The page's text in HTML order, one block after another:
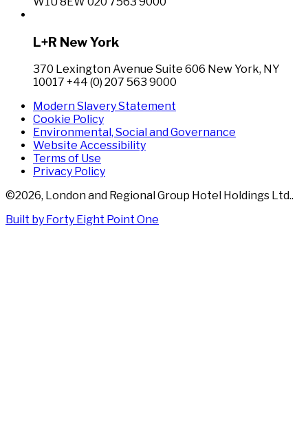
L+R New York
370 Lexington Avenue Suite 606 New York, NY
10017 +44 (0) 207 563 9000
Modern Slavery Statement
Cookie Policy
Environmental, Social and Governance
Website Accessibility
Terms of Use
Privacy Policy
©2026, London and Regional Group Hotel Holdings Ltd..
Built by Forty Eight Point One